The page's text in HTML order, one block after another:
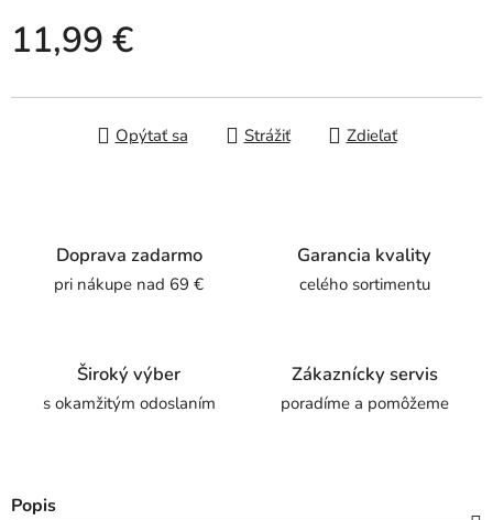
11,99 €
Opýtať sa Strážiť Zdieľať
Doprava zadarmo
pri nákupe nad 69 €
Garancia kvality
celého sortimentu
Široký výber
s okamžitým odoslaním
Zákaznícky servis
poradíme a pomôžeme
Popis